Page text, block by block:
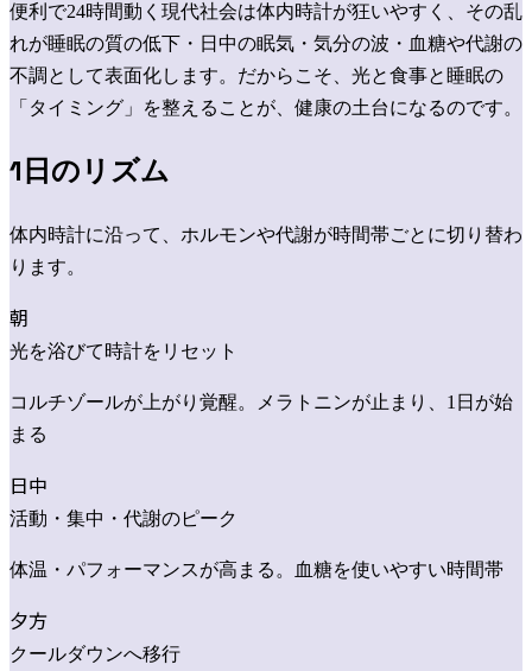
便利で24時間動く現代社会は体内時計が狂いやすく、その乱
れが睡眠の質の低下・日中の眠気・気分の波・血糖や代謝の
不調として表面化します。だからこそ、光と食事と睡眠の
「タイミング」を整えることが、健康の土台になるのです。
1日のリズム
体内時計に沿って、ホルモンや代謝が時間帯ごとに切り替わ
ります。
朝
光を浴びて時計をリセット
コルチゾールが上がり覚醒。メラトニンが止まり、1日が始
まる
日中
活動・集中・代謝のピーク
体温・パフォーマンスが高まる。血糖を使いやすい時間帯
夕方
クールダウンへ移行